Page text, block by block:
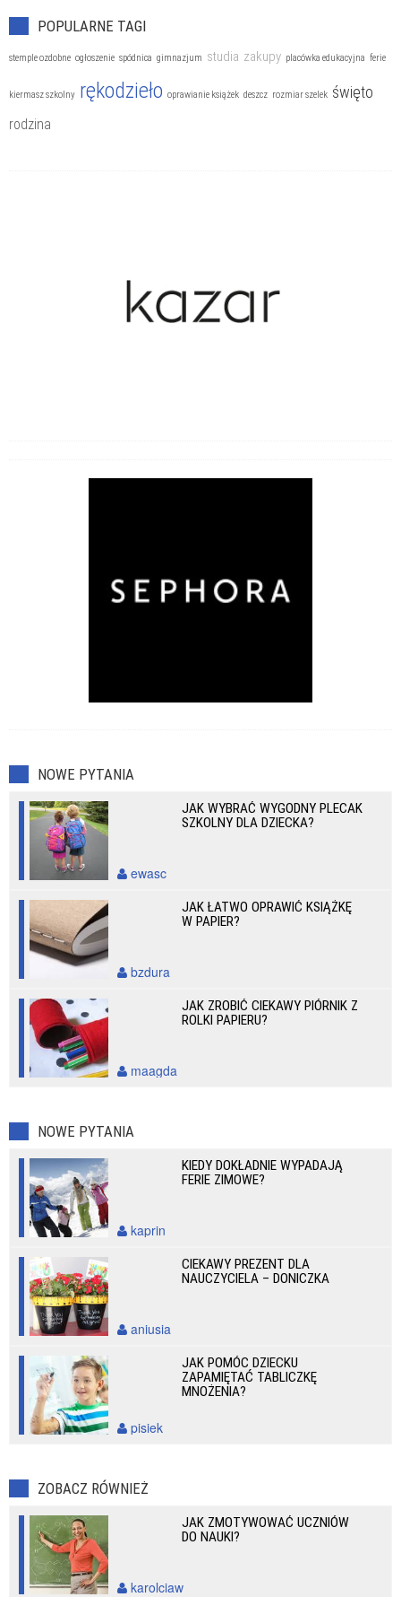
POPULARNE TAGI
stemple ozdobne ogłoszenie spódnica gimnazjum studia zakupy placówka edukacyjna ferie
kiermasz szkolny rękodzieło oprawianie książek deszcz rozmiar szelek święto
rodzina
NOWE PYTANIA
JAK WYBRAĆ WYGODNY PLECAK
SZKOLNY DLA DZIECKA?
ewasc
JAK ŁATWO OPRAWIĆ KSIĄŻKĘ
W PAPIER?
bzdura
JAK ZROBIĆ CIEKAWY PIÓRNIK Z
ROLKI PAPIERU?
maagda
NOWE PYTANIA
KIEDY DOKŁADNIE WYPADAJĄ
FERIE ZIMOWE?
kaprin
CIEKAWY PREZENT DLA
NAUCZYCIELA – DONICZKA
aniusia
JAK POMÓC DZIECKU
ZAPAMIĘTAĆ TABLICZKĘ
MNOŻENIA?
pisiek
ZOBACZ RÓWNIEŻ
JAK ZMOTYWOWAĆ UCZNIÓW
DO NAUKI?
karolciaw